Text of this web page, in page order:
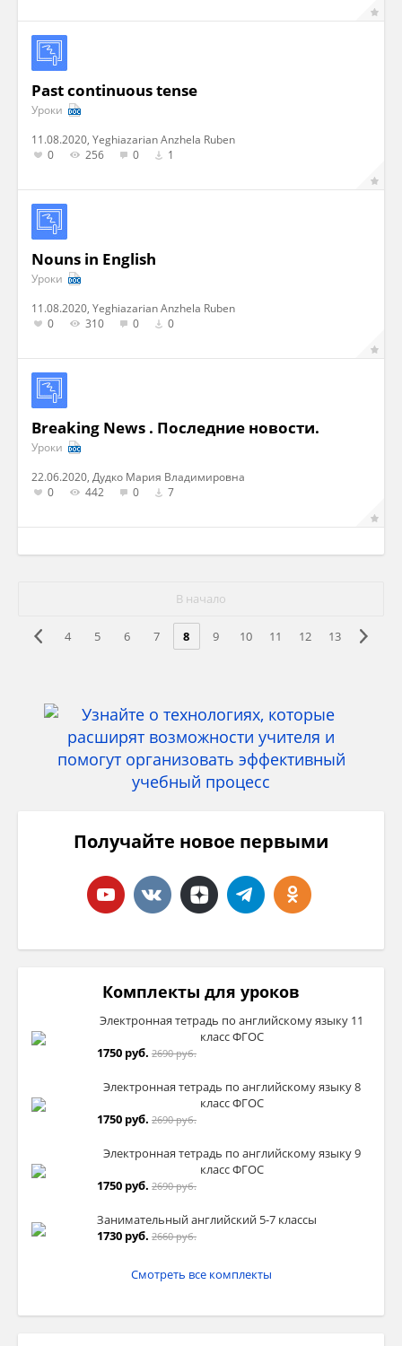
Past continuous tense
Уроки
11.08.2020, Yeghiazarian Anzhela Ruben
0
256 0 1
Nouns in English
Уроки
11.08.2020, Yeghiazarian Anzhela Ruben
0
310 0 0
Breaking News . Последние новости.
Уроки
22.06.2020, Дудко Мария Владимировна
0
442 0 7
В начало
4 5 6 7 8 9 10 11 12 13
Получайте новое первыми
Комплекты для уроков
Электронная тетрадь по английскому языку 11
класс ФГОС
1750 руб. 2690 руб.
Электронная тетрадь по английскому языку 8
класс ФГОС
1750 руб. 2690 руб.
Электронная тетрадь по английскому языку 9
класс ФГОС
1750 руб. 2690 руб.
Занимательный английский 5-7 классы
1730 руб. 2660 руб.
Смотреть все комплекты